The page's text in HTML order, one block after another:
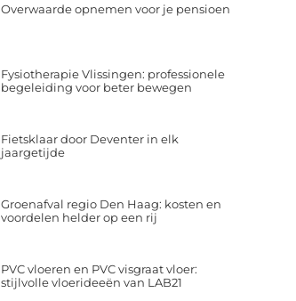
Overwaarde opnemen voor je pensioen
Fysiotherapie Vlissingen: professionele
begeleiding voor beter bewegen
Fietsklaar door Deventer in elk
jaargetijde
Groenafval regio Den Haag: kosten en
voordelen helder op een rij
PVC vloeren en PVC visgraat vloer:
stijlvolle vloerideeën van LAB21